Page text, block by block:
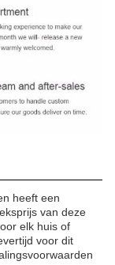
heeft een
van deze
elk huis of
voor dit